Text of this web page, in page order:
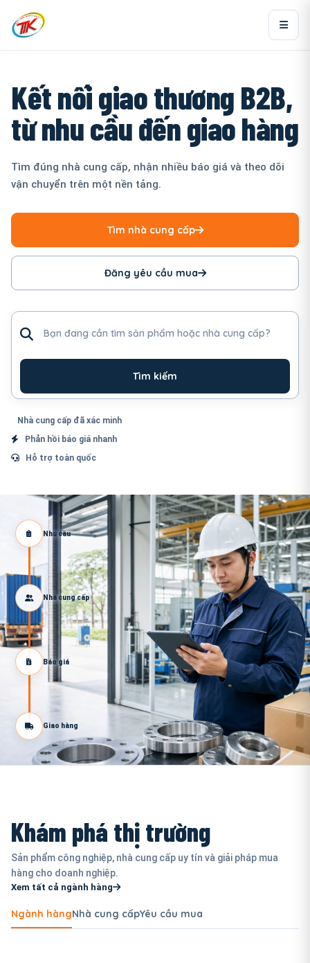
Kết nối giao thương B2B,
từ nhu cầu đến giao hàng
Tìm đúng nhà cung cấp, nhận nhiều báo giá và theo dõi
vận chuyển trên một nền tảng.
Tìm nhà cung cấp
Đăng yêu cầu mua
Tìm kiếm
Nhà cung cấp đã xác minh
Phản hồi báo giá nhanh
Hỗ trợ toàn quốc
Nhu cầu
Nhà cung cấp
Báo giá
Giao hàng
Khám phá thị trường
Sản phẩm công nghiệp, nhà cung cấp uy tín và giải pháp mua
hàng cho doanh nghiệp.
Xem tất cả ngành hàng
Ngành hàngNhà cung cấpYêu cầu mua